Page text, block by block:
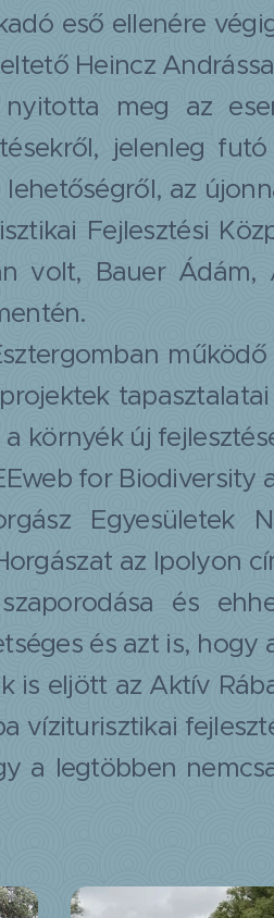
eső ellenére
Heincz
nyitotta meg az
jelenleg
az
Fejlesztési
volt, Bauer Ádám,
környék új
for
Egyesületek
az Ipolyon
és
és azt is,
is eljött az Aktív
víziturisztikai
a legtöbben